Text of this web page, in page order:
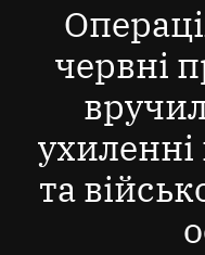
червні
ухиленні
та